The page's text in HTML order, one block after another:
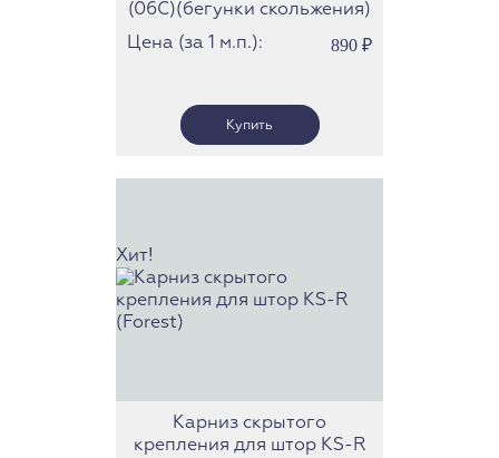
(06С)(бегунки скольжения)
Цена (за 1 м.п.):
890 ₽
Хит!
Карниз скрытого
крепления для штор KS-R